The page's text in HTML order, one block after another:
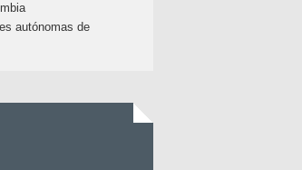
autónomas de